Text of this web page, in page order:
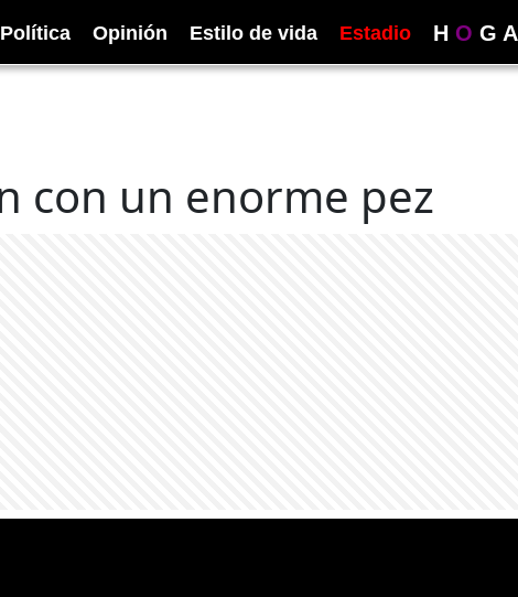
Política Opinión Estilo de vida Estadio H O G A
con un enorme pez